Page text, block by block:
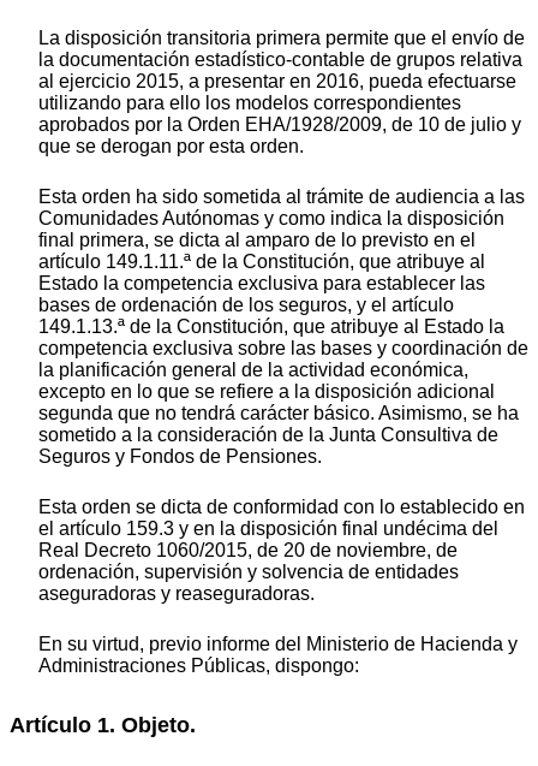
La disposición transitoria primera permite que el envío de
la documentación estadístico-contable de grupos relativa
al ejercicio 2015, a presentar en 2016, pueda efectuarse
utilizando para ello los modelos correspondientes
aprobados por la Orden EHA/1928/2009, de 10 de julio y
que se derogan por esta orden.
Esta orden ha sido sometida al trámite de audiencia a las
Comunidades Autónomas y como indica la disposición
final primera, se dicta al amparo de lo previsto en el
artículo 149.1.11.ª de la Constitución, que atribuye al
Estado la competencia exclusiva para establecer las
bases de ordenación de los seguros, y el artículo
149.1.13.ª de la Constitución, que atribuye al Estado la
competencia exclusiva sobre las bases y coordinación de
la planificación general de la actividad económica,
excepto en lo que se refiere a la disposición adicional
segunda que no tendrá carácter básico. Asimismo, se ha
sometido a la consideración de la Junta Consultiva de
Seguros y Fondos de Pensiones.
Esta orden se dicta de conformidad con lo establecido en
el artículo 159.3 y en la disposición final undécima del
Real Decreto 1060/2015, de 20 de noviembre, de
ordenación, supervisión y solvencia de entidades
aseguradoras y reaseguradoras.
En su virtud, previo informe del Ministerio de Hacienda y
Administraciones Públicas, dispongo:
Artículo 1. Objeto.